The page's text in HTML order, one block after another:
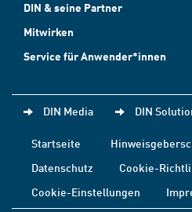
DIN & seine Partner
Mitwirken
Service für Anwender*innen
DIN Media DIN
Startseite
Datenschutz
Cookie-
Cookie-Einstellungen